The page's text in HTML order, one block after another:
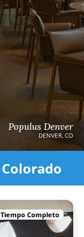
Populus Denver
DENVER, CO
Colorado
Tiempo Completo